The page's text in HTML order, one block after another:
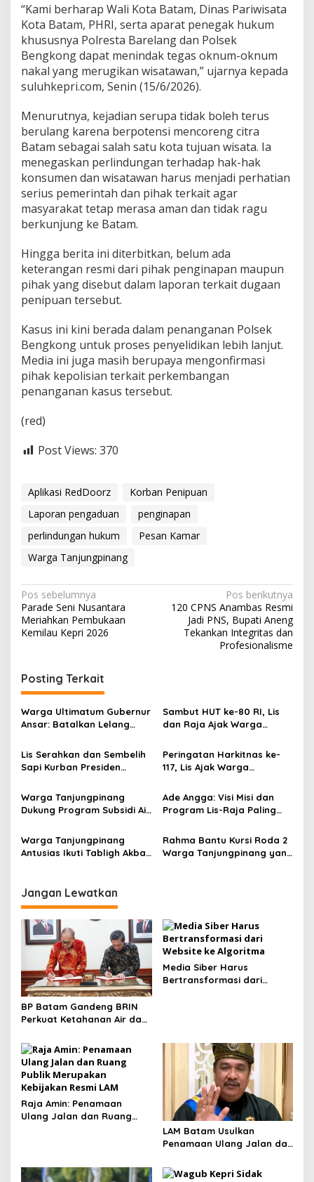
“Kami berharap Wali Kota Batam, Dinas Pariwisata
Kota Batam, PHRI, serta aparat penegak hukum
khususnya Polresta Barelang dan Polsek
Bengkong dapat menindak tegas oknum-oknum
nakal yang merugikan wisatawan,” ujarnya kepada
suluhkepri.com, Senin (15/6/2026).
Menurutnya, kejadian serupa tidak boleh terus
berulang karena berpotensi mencoreng citra
Batam sebagai salah satu kota tujuan wisata. Ia
menegaskan perlindungan terhadap hak-hak
konsumen dan wisatawan harus menjadi perhatian
serius pemerintah dan pihak terkait agar
masyarakat tetap merasa aman dan tidak ragu
berkunjung ke Batam.
Hingga berita ini diterbitkan, belum ada
keterangan resmi dari pihak penginapan maupun
pihak yang disebut dalam laporan terkait dugaan
penipuan tersebut.
Kasus ini kini berada dalam penanganan Polsek
Bengkong untuk proses penyelidikan lebih lanjut.
Media ini juga masih berupaya mengonfirmasi
pihak kepolisian terkait perkembangan
penanganan kasus tersebut.
(red)
Post Views: 370
Aplikasi RedDoorz
Korban Penipuan
Laporan pengaduan
penginapan
perlindungan hukum
Pesan Kamar
Warga Tanjungpinang
N
a
v
g
a
s
i
p
o
s
Pos sebelumnya
Parade Seni Nusantara
Meriahkan Pembukaan
Kemilau Kepri 2026
Pos berikutnya
120 CPNS Anambas Resmi
Jadi PNS, Bupati Aneng
Tekankan Integritas dan
Profesionalisme
Posting Terkait
Warga Ultimatum Gubernur
Ansar: Batalkan Lelang
Perlawanan Rakyat
Sambut HUT ke-80 RI, Lis
dan Raja Ajak Warga
Merah Putih
Lis Serahkan dan Sembelih
Sapi Kurban Presiden
Kepedulian untuk Warga
Tanjungpinang
Peringatan Harkitnas ke-
117, Lis Ajak Warga
Semangat Kebangkitan
Warga Tanjungpinang
Dukung Program Subsidi Air
Ade Angga: Visi Misi dan
Program Lis-Raja Paling
Tanjungpinang
Warga Tanjungpinang
Antusias Ikuti Tabligh Akbar
Rahma Bantu Kursi Roda 2
Warga Tanjungpinang yang
Jangan Lewatkan
BP Batam Gandeng BRIN
Perkuat Ketahanan Air dan
Media Siber Harus
Bertransformasi dari
Raja Amin: Penamaan
Ulang Jalan dan Ruang
LAM Batam Usulkan
Penamaan Ulang Jalan dan
Penguatan Identitas